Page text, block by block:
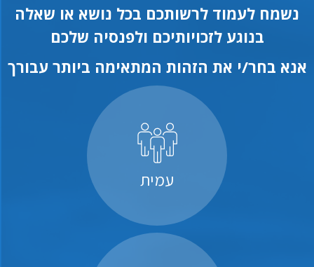
נשמח לעמוד לרשותכם בכל נושא או שאלה
בנוגע לזכויותיכם ולפנסיה שלכם
אנא בחר/י את הזהות המתאימה ביותר עבורך
עמית